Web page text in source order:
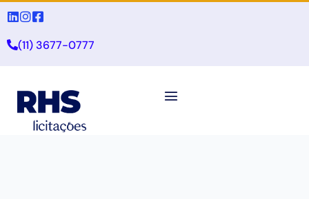
(11) 3677-0777